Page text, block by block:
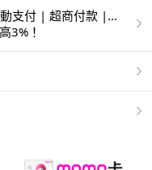
支付 | 超商付款 |
3%！